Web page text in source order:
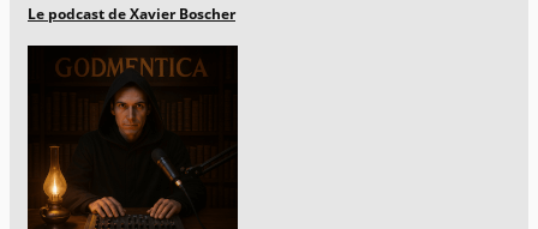
Le podcast de Xavier Boscher